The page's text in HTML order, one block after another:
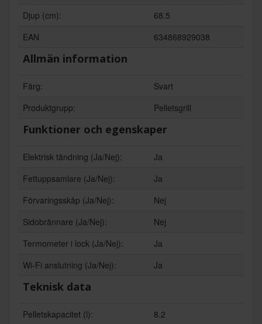
Djup (cm):
68.5
EAN
634868929038
Allmän information
Färg:
Svart
Produktgrupp:
Pelletsgrill
Funktioner och egenskaper
Elektrisk tändning (Ja/Nej):
Ja
Fettuppsamlare (Ja/Nej):
Ja
Förvaringsskåp (Ja/Nej):
Nej
Sidobrännare (Ja/Nej):
Nej
Termometer i lock (Ja/Nej):
Ja
Wi-Fi anslutning (Ja/Nej):
Ja
Teknisk data
Pelletskapacitet (l): 8.2